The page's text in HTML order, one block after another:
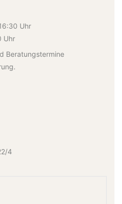
Uhr
Uhr
Beratungstermine
4